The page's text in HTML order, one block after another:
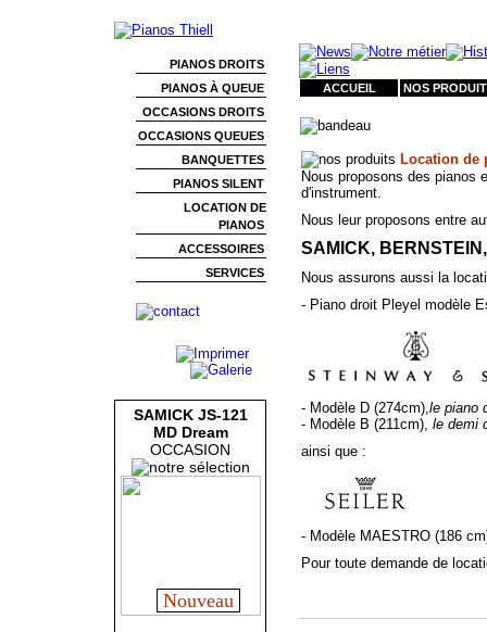
PIANOS DROITS
PIANOS À QUEUE
OCCASIONS DROITS
OCCASIONS QUEUES
BANQUETTES
PIANOS SILENT
LOCATION DE
PIANOS
ACCESSOIRES
SERVICES
SAMICK JS-121
MD Dream
OCCASION
Nouveau
ACCUEIL NOS
Location de
Nous proposons des pianos
d'instrument.
Nous leur proposons entre
SAMICK,
Nous assurons aussi la
- Piano droit Pleyel modèle
- Modèle D (274cm),le piano
- Modèle B (211cm), le demi
ainsi que :
- Modèle MAESTRO (186
Pour toute demande de